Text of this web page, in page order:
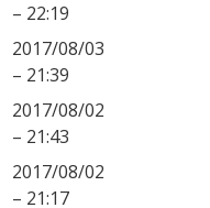
– 22:19
2017/08/03
– 21:39
2017/08/02
– 21:43
2017/08/02
– 21:17